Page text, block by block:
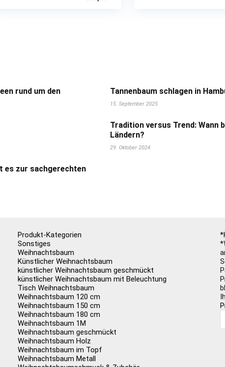
rund um den
Tannenbaum schlagen in
15. September 2025
Tradition versus Trend: Wann
Ländern?
29. Oktober 2024
es zur sachgerechten
Produkt-Kategorien
Sonstiges
Weihnachtsbaum
Künstlicher Weihnachtsbaum
künstlicher Weihnachtsbaum geschmückt
künstlicher Weihnachtsbaum mit Beleuchtung
Tisch Weihnachtsbaum
Weihnachtsbaum 120 cm
Weihnachtsbaum 150 cm
Weihnachtsbaum 180 cm
Weihnachtsbaum 1M
Weihnachtsbaum geschmückt
Weihnachtsbaum Holz
Weihnachtsbaum im Topf
Weihnachtsbaum Metall